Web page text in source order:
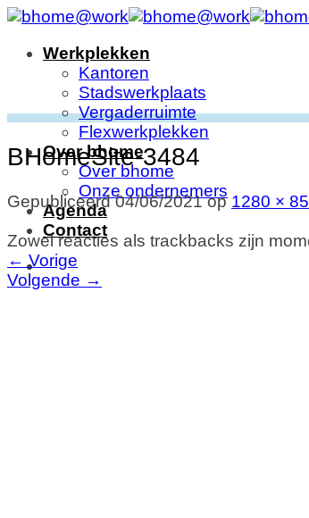
Ga
inhoudWerkplekken
Kantoren
Stadswerkplaats
Vergaderruimte
Flexwerkplekken
Over bhome
Over bhome
Onze ondernemers
Agenda
Contact
BHomeSite-3484
Gepubliceerd04/06/2021op 1280 ×
Zowel reacties als trackbacks zijn
← Vorige
Volgende →